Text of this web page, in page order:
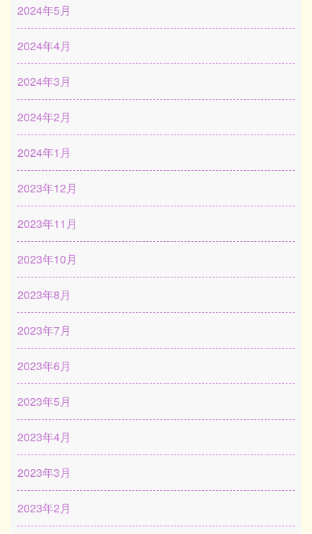
2024年5月
2024年4月
2024年3月
2024年2月
2024年1月
2023年12月
2023年11月
2023年10月
2023年8月
2023年7月
2023年6月
2023年5月
2023年4月
2023年3月
2023年2月